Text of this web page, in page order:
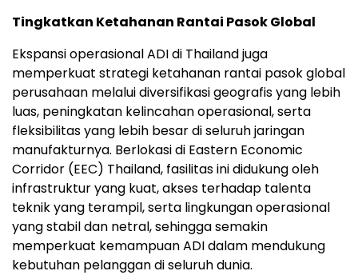
Tingkatkan Ketahanan Rantai Pasok Global
Ekspansi operasional ADI di Thailand juga
memperkuat strategi ketahanan rantai pasok global
perusahaan melalui diversifikasi geografis yang lebih
luas, peningkatan kelincahan operasional, serta
fleksibilitas yang lebih besar di seluruh jaringan
manufakturnya. Berlokasi di Eastern Economic
Corridor (EEC) Thailand, fasilitas ini didukung oleh
infrastruktur yang kuat, akses terhadap talenta
teknik yang terampil, serta lingkungan operasional
yang stabil dan netral, sehingga semakin
memperkuat kemampuan ADI dalam mendukung
kebutuhan pelanggan di seluruh dunia.